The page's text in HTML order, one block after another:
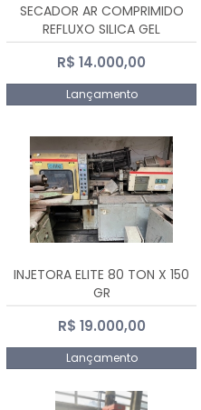
SECADOR AR COMPRIMIDO
REFLUXO SILICA GEL
R$ 14.000,00
Lançamento
INJETORA ELITE 80 TON X 150
GR
R$ 19.000,00
Lançamento